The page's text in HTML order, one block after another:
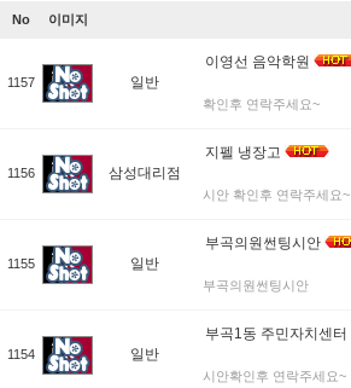
No 이미지
1157 일반
이영선 음악학원
확인후 연락주세요~
1156 삼성대리점
지펠 냉장고
시안 확인후 연락주세요~
1155 일반
부곡의원썬팅시안
부곡의원썬팅시안
1154 일반
부곡1동 주민자치센터
시안확인후 연락주세요~